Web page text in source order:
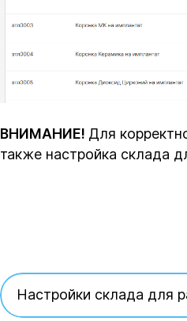
ВНИМАНИЕ! Для
также настройка склада
Настройки склада для